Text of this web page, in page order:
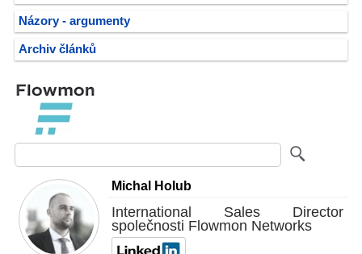
Názory - argumenty
Archiv článků
Michal Holub
International Sales Director
společnosti Flowmon Networks